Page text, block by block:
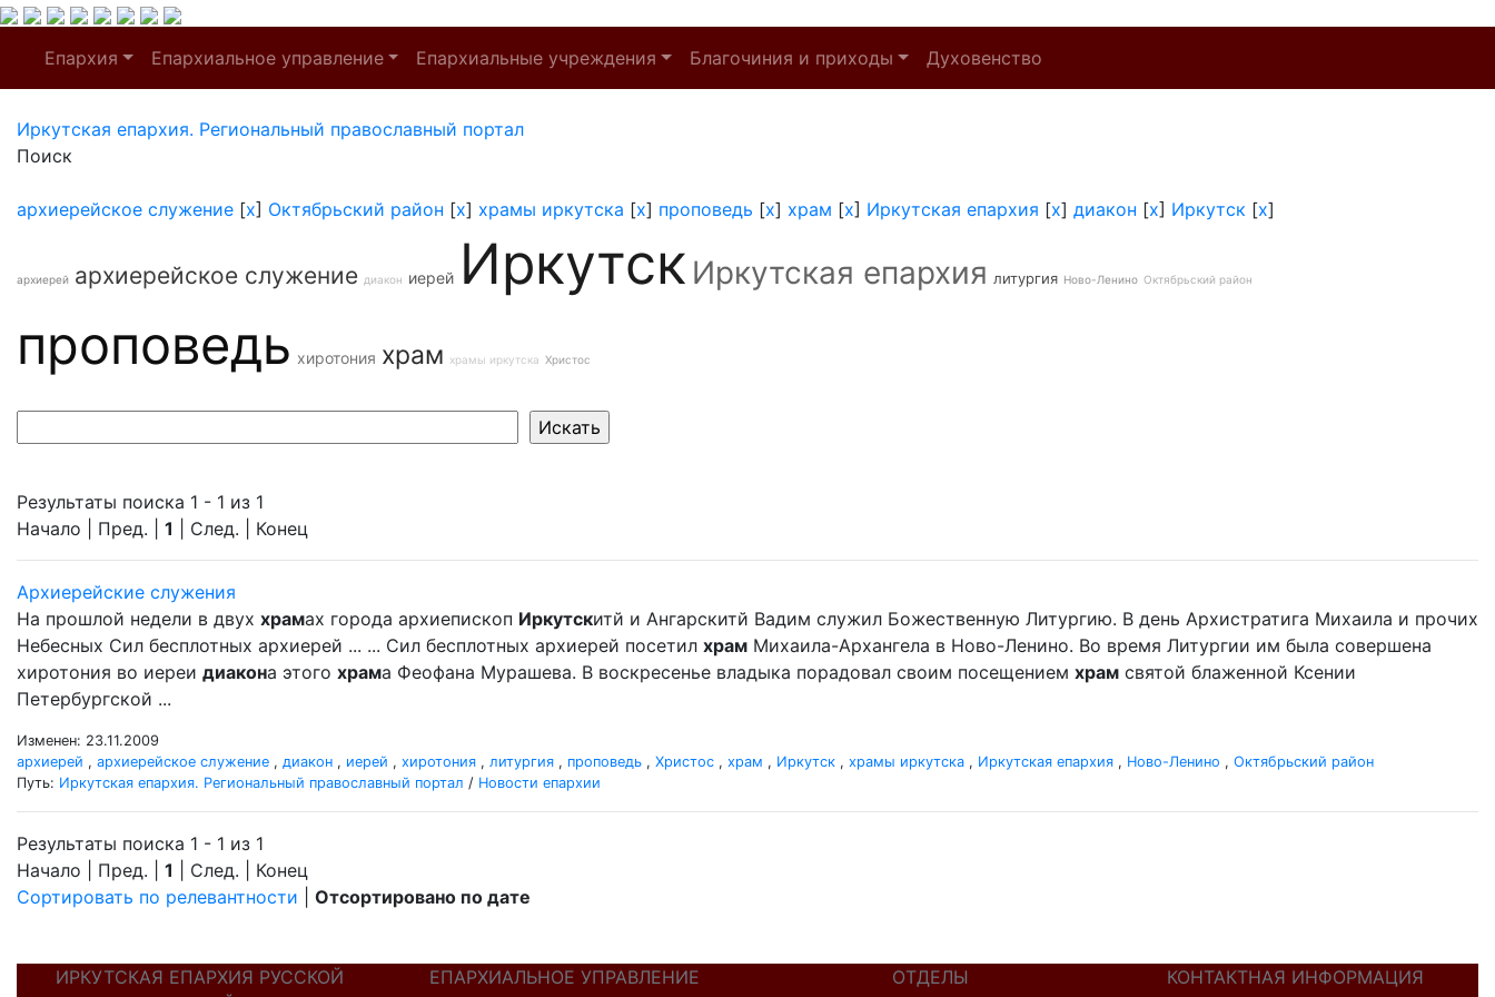
Епархия Епархиальное управление Епархиальные учреждения Благочиния и приходы Духовенство
Иркутская епархия. Региональный православный портал
Поиск
архиерейское служение [x] Октябрьский район [x] храмы иркутска [x] проповедь [x] храм [x] Иркутская епархия [x] диакон [x] Иркутск [x]
архиерей архиерейское служение диакон иерей Иркутск Иркутская епархия литургия Ново-Ленино Октябрьский район
проповедь хиротония храм храмы иркутска Христос
Результаты поиска 1 - 1 из 1
Начало | Пред. | 1 | След. | Конец
Архиерейские служения
На прошлой недели в двух храмах города архиепископ Иркутскитй и Ангарскитй Вадим служил Божественную Литургию. В день Архистратига Михаила и прочих
Небесных Сил бесплотных архиерей ... ... Сил бесплотных архиерей посетил храм Михаила-Архангела в Ново-Ленино. Во время Литургии им была совершена
хиротония во иереи диакона этого храма Феофана Мурашева. В воскресенье владыка порадовал своим посещением храм святой блаженной Ксении
Петербургской ...
Изменен: 23.11.2009
архиерей , архиерейское служение , диакон , иерей , хиротония , литургия , проповедь , Христос , храм , Иркутск , храмы иркутска , Иркутская епархия , Ново-Ленино , Октябрьский район
Путь: Иркутская епархия. Региональный православный портал / Новости епархии
Результаты поиска 1 - 1 из 1
Начало | Пред. | 1 | След. | Конец
Сортировать по релевантности
Отсортировано по дате
ИРКУТСКАЯ ЕПАРХИЯ РУССКОЙ
ЕПАРХИАЛЬНОЕ УПРАВЛЕНИЕ ОТДЕЛЫ КОНТАКТНАЯ ИНФОРМАЦИЯ